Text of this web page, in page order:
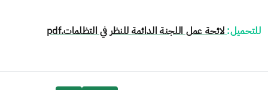
للتحميل:لائحة عمل اللجنة الدائمة للنظر في التظلمات.pdf